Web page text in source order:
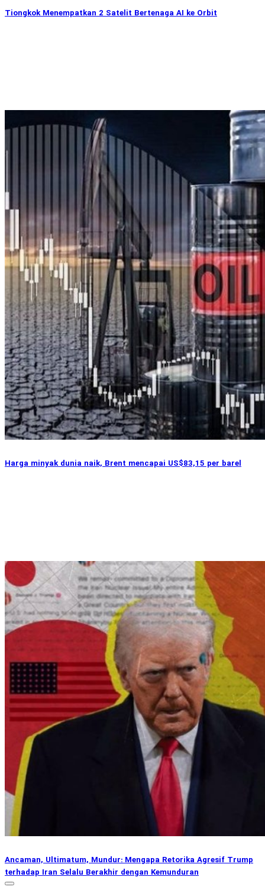
Tiongkok Menempatkan 2 Satelit Bertenaga AI ke Orbit
Harga minyak dunia naik, Brent mencapai US$83,15 per barel
Ancaman, Ultimatum, Mundur: Mengapa Retorika Agresif Trump
terhadap Iran Selalu Berakhir dengan Kemunduran